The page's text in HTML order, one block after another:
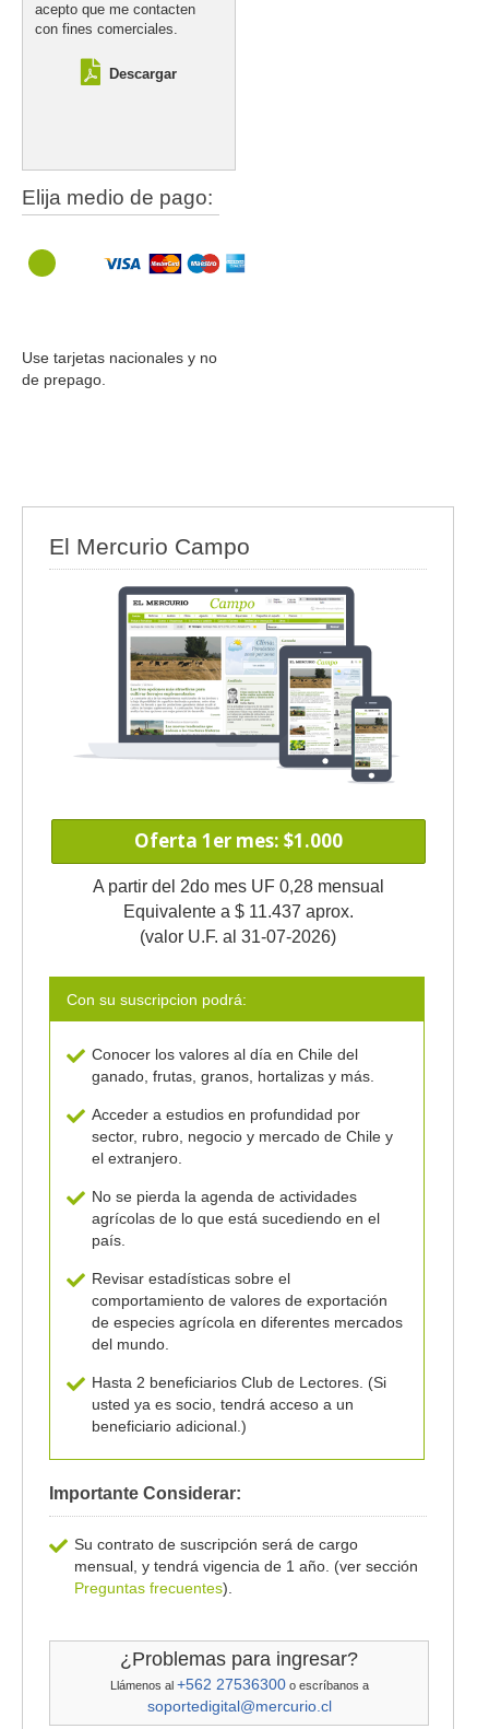
acepto que me contacten
con fines comerciales.
Descargar
Elija medio de pago:
Use tarjetas nacionales y no
de prepago.
El Mercurio Campo
Oferta 1er mes: $1.000
A partir del 2do mes UF 0,28 mensual
Equivalente a $ 11.437 aprox.
(valor U.F. al 31-07-2026)
Con su suscripcion podrá:
Conocer los valores al día en Chile del
ganado, frutas, granos, hortalizas y más.
Acceder a estudios en profundidad por
sector, rubro, negocio y mercado de Chile y
el extranjero.
No se pierda la agenda de actividades
agrícolas de lo que está sucediendo en el
país.
Revisar estadísticas sobre el
comportamiento de valores de exportación
de especies agrícola en diferentes mercados
del mundo.
Hasta 2 beneficiarios Club de Lectores. (Si
usted ya es socio, tendrá acceso a un
beneficiario adicional.)
Importante Considerar:
Su contrato de suscripción será de cargo
mensual, y tendrá vigencia de 1 año. (ver sección
Preguntas frecuentes).
¿Problemas para ingresar?
Llámenos al +562 27536300o escríbanos a
soportedigital@mercurio.cl